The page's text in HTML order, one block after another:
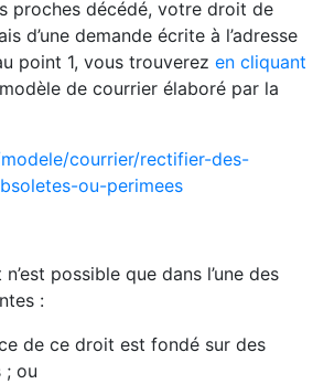
proches décédé, votre droit de
d’une demande écrite à l’adresse
point 1, vous trouverez en cliquant
de courrier élaboré par la
courrier/rectifier-des-
ou-perimees
possible que dans l’une des
:
de ce droit est fondé sur des
; ou